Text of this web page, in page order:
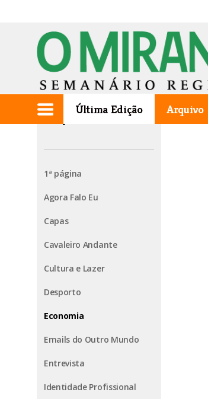
Última Edição Arquivo
Edição de 2024.02.23
1ª página
Agora Falo Eu
Capas
Cavaleiro Andante
Cultura e Lazer
Desporto
Economia
Emails do Outro Mundo
Entrevista
Identidade Profissional